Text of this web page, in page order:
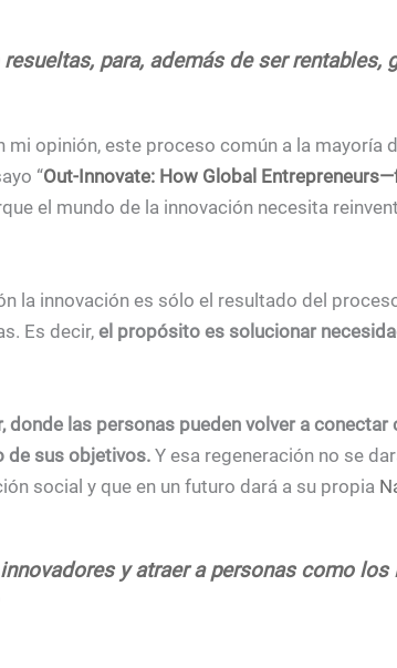
para, además de ser rentables,
opinión, este proceso común a la
“Out-Innovate: How Global
el mundo de la innovación necesita
la innovación es sólo el resultado del
Es decir, el propósito es solucionar
donde las personas pueden volver a
de sus objetivos. Y esa regeneración no se
social y que en un futuro dará a su propia
y atraer a personas como